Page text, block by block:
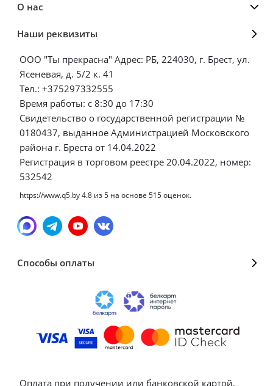
О нас
Наши реквизиты
ООО "Ты прекрасна" Адрес: РБ, 224030, г. Брест, ул.
Ясеневая, д. 5/2 к. 41
Тел.: +375297332555
Время работы: с 8:30 до 17:30
Свидетельство о государственной регистрации №
0180437, выданное Администрацией Московского
района г. Бреста от 14.04.2022
Регистрация в торговом реестре 20.04.2022, номер:
532542
https://www.q5.by4.8 из5 на основе 515оценок.
Способы оплаты
Оплата при получении или банковской картой,